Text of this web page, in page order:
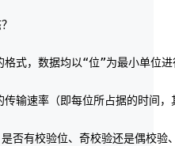
格式，数据均以“位”为最小单位
传输速率（即每位所占据的时间
否有校验位、奇校验还是偶校验